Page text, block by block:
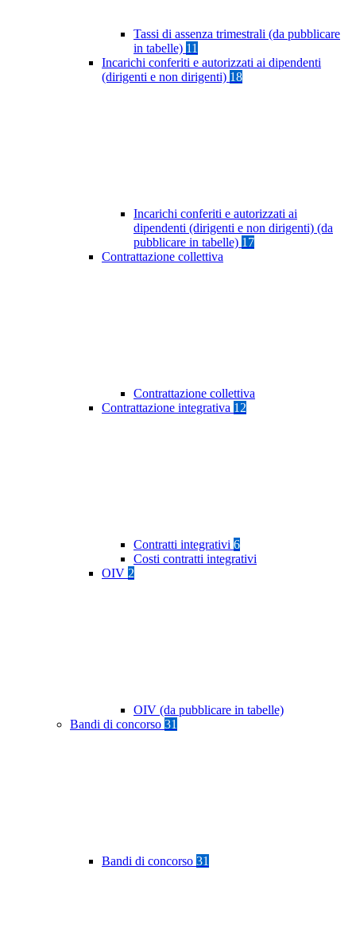
Tassi di assenza trimestrali (da pubblicare
in tabelle) 11
Incarichi conferiti e autorizzati ai dipendenti
(dirigenti e non dirigenti) 18
Incarichi conferiti e autorizzati ai
dipendenti (dirigenti e non dirigenti) (da
pubblicare in tabelle) 17
Contrattazione collettiva
Contrattazione collettiva
Contrattazione integrativa 12
Contratti integrativi 6
Costi contratti integrativi
OIV 2
OIV (da pubblicare in tabelle)
Bandi di concorso 31
Bandi di concorso 31